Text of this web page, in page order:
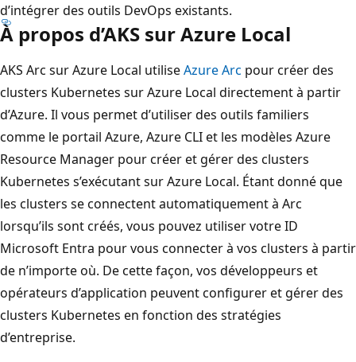
d’intégrer des outils DevOps existants.
À propos d’AKS sur Azure Local
AKS Arc sur Azure Local utiliseAzure Arc pour créer des
clusters Kubernetes sur Azure Local directement à partir
d’Azure. Il vous permet d’utiliser des outils familiers
comme le portail Azure, Azure CLI et les modèles Azure
Resource Manager pour créer et gérer des clusters
Kubernetes s’exécutant sur Azure Local. Étant donné que
les clusters se connectent automatiquement à Arc
lorsqu’ils sont créés, vous pouvez utiliser votre ID
Microsoft Entra pour vous connecter à vos clusters à partir
de n’importe où. De cette façon, vos développeurs et
opérateurs d’application peuvent configurer et gérer des
clusters Kubernetes en fonction des stratégies
d’entreprise.